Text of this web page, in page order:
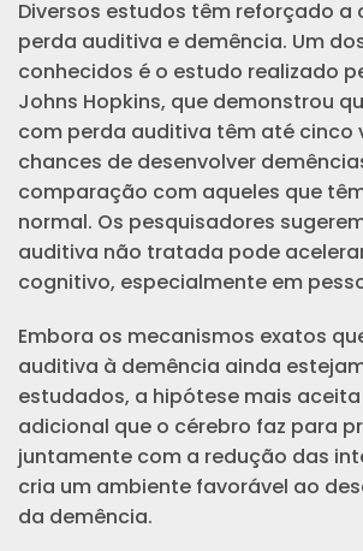
Diversos estudos têm reforçado a
perda auditiva e demência. Um
conhecidos é o estudo realizado
Johns Hopkins, que demonstrou
com perda auditiva têm até cinco
chances de desenvolver
comparação com aqueles que
normal. Os pesquisadores
auditiva não tratada pode
cognitivo, especialmente em
Embora os mecanismos exatos
auditiva à demência ainda
estudados, a hipótese mais
adicional que o cérebro faz para
juntamente com a redução das
cria um ambiente favorável ao
da demência.